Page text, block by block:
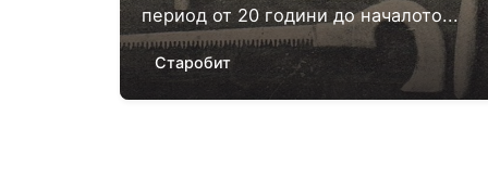
период от 20 години до началото...
Старобит